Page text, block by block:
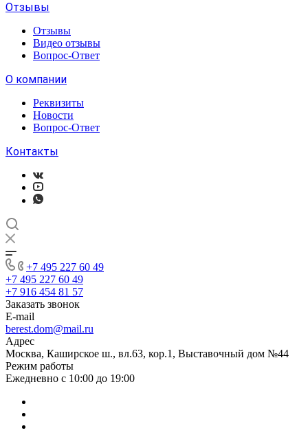
Отзывы
Отзывы
Видео отзывы
Вопрос-Ответ
О компании
Реквизиты
Новости
Вопрос-Ответ
Контакты
+7 495 227 60 49
+7 495 227 60 49
+7 916 454 81 57
Заказать звонок
E-mail
berest.dom@mail.ru
Адрес
Москва, Каширское ш., вл.63, кор.1, Выставочный дом №44
Режим работы
Ежедневно с 10:00 до 19:00